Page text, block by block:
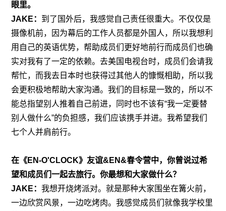
眼里。
JAKE： 到了国外后，我感觉自己责任很重大。不仅仅是
摄像机前，因为幕后的工作人员都是外国人，所以我想利
用自己的英语优势，帮助成员们更好地前行而成员们也确
实对我有了一定的依赖。去美国电视台时，成员们会请我
帮忙，而我去日本时也获得过其他人的慷慨相助，所以我
会更积极地帮助大家沟通。我们的目标是一致的，所以不
能总指望别人推着自己前进，同时也不该有“我一定要替
别人做什么”的负担感，我们应该携手并进。我希望我们
七个人并肩前行。
在《EN-O'CLOCK》友谊&EN&春令营中，你曾说过希
望和成员们一起去旅行。你最想和大家做什么？
JAKE：我想开烧烤派对。就是那种大家围坐在篝火前，
一边欣赏风景，一边吃烤肉。我感觉成员们就像我学校里